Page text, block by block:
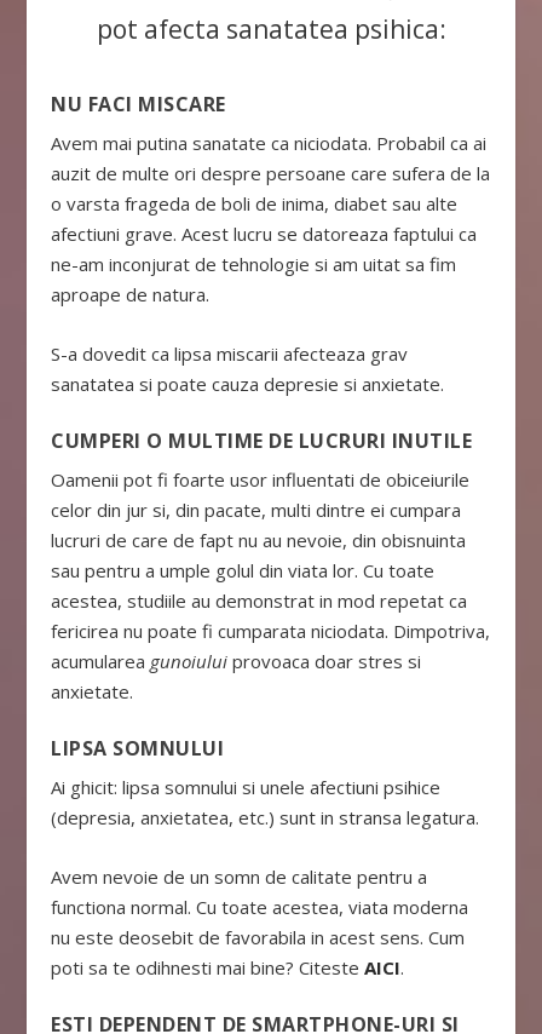
pot afecta sanatatea psihica:
NU FACI MISCARE
Avem mai putina sanatate ca niciodata. Probabil ca ai
auzit de multe ori despre persoane care sufera de la
o varsta frageda de boli de inima, diabet sau alte
afectiuni grave. Acest lucru se datoreaza faptului ca
ne-am inconjurat de tehnologie si am uitat sa fim
aproape de natura.
S-a dovedit ca lipsa miscarii afecteaza grav
sanatatea si poate cauza depresie si anxietate.
CUMPERI O MULTIME DE LUCRURI INUTILE
Oamenii pot fi foarte usor influentati de obiceiurile
celor din jur si, din pacate, multi dintre ei cumpara
lucruri de care de fapt nu au nevoie, din obisnuinta
sau pentru a umple golul din viata lor. Cu toate
acestea, studiile au demonstrat in mod repetat ca
fericirea nu poate fi cumparata niciodata. Dimpotriva,
acumularea gunoiuluiprovoaca doar stres si
anxietate.
LIPSA SOMNULUI
Ai ghicit: lipsa somnului si unele afectiuni psihice
(depresia, anxietatea, etc.) sunt in stransa legatura.
Avem nevoie de un somn de calitate pentru a
functiona normal. Cu toate acestea, viata moderna
nu este deosebit de favorabila in acest sens. Cum
poti sa te odihnesti mai bine? CitesteAICI.
ESTI DEPENDENT DE SMARTPHONE-URI SI